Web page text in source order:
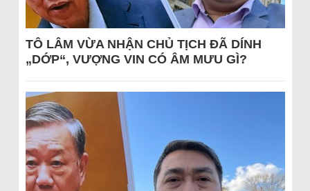
TÔ LÂM VỪA NHẬN CHỦ TỊCH ĐÃ DÍNH
„DỚP“, VƯỢNG VIN CÓ ÂM MƯU GÌ?